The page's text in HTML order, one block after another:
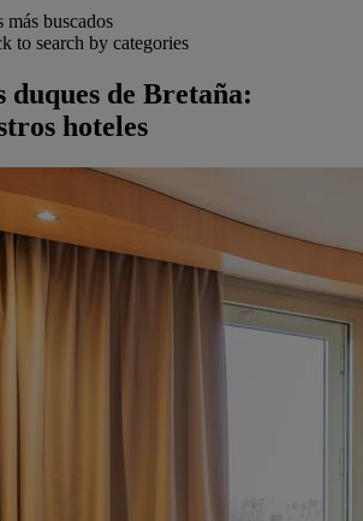
buscados
to search by categories
duques de Bretaña:
hoteles